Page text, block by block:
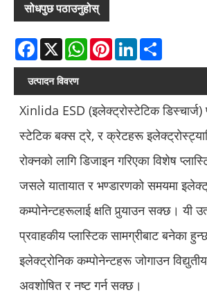
सोधपुछ पठाउनुहोस्
Facebook
X WhatsApp
PinterestLinkedIn
उत्पादन विवरण
Xinlida ESD (इलेक्ट्रोस्टेटिक डिस्चार्ज)
स्टेटिक बक्स ट्रे, र क्रेटहरू
रोक्नको लागि डिजाइन गरिएका विशेष
जसले यातायात र भण्डारणको समयमा
कम्पोनेन्टहरूलाई क्षति पुर्‍याउन सक्छ। यी
प्रवाहकीय प्लास्टिक सामग्रीबाट बनेका
इलेक्ट्रोनिक कम्पोनेन्टहरू जोगाउन
अवशोषित र नष्ट गर्न सक्छ।